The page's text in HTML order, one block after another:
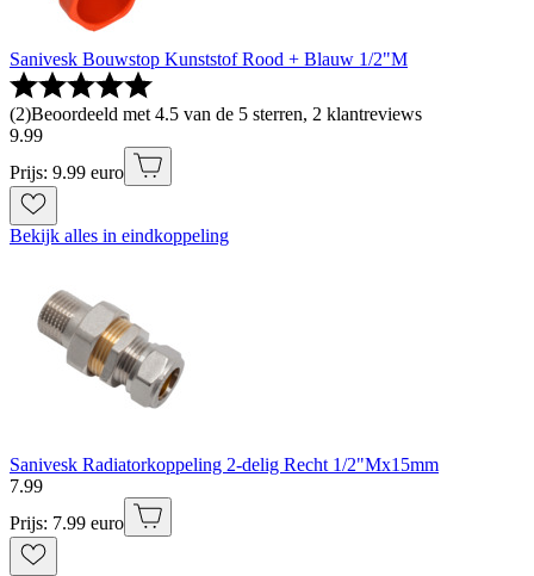
Sanivesk Bouwstop Kunststof Rood + Blauw 1/2"M
(2)Beoordeeld met 4.5 van de 5 sterren, 2 klantreviews
9.99
Prijs: 9.99 euro
Bekijk alles in eindkoppeling
Sanivesk Radiatorkoppeling 2-delig Recht 1/2"Mx15mm
7.99
Prijs: 7.99 euro